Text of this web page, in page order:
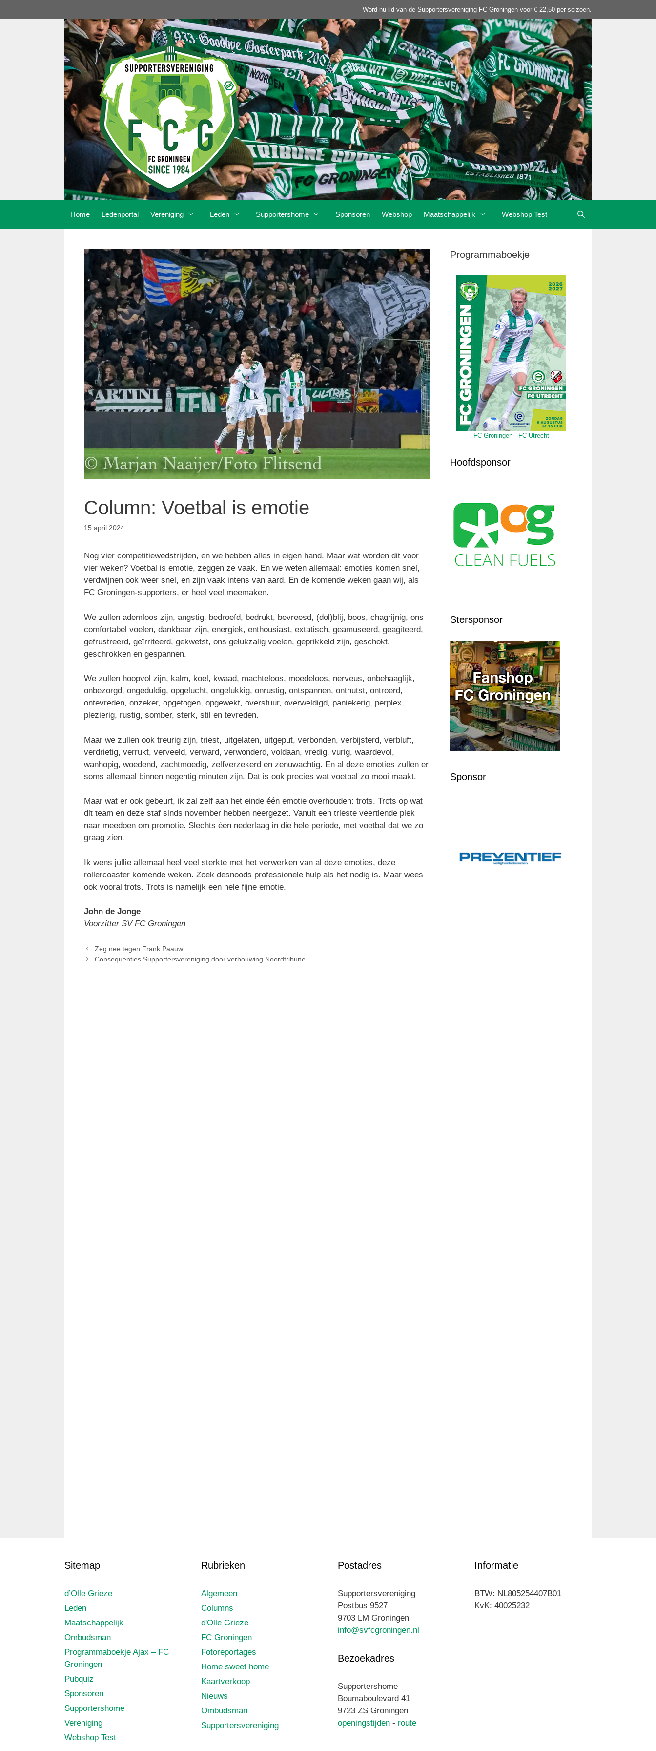
naar
Word nu lid van de Supportersvereniging FC Groningen voor € 22,50 per seizoen.
Home Ledenportal Vereniging Leden Supportershome Sponsoren Webshop Maatschappelijk Webshop Test
Column: Voetbal is emotie
15 april 2024
Nog vier competitiewedstrijden, en we hebben alles in eigen hand. Maar wat worden dit voor
vier weken? Voetbal is emotie, zeggen ze vaak. En we weten allemaal: emoties komen snel,
verdwijnen ook weer snel, en zijn vaak intens van aard. En de komende weken gaan wij, als
FC Groningen-supporters, er heel veel meemaken.
We zullen ademloos zijn, angstig, bedroefd, bedrukt, bevreesd, (dol)blij, boos, chagrijnig, ons
comfortabel voelen, dankbaar zijn, energiek, enthousiast, extatisch, geamuseerd, geagiteerd,
gefrustreerd, geïrriteerd, gekwetst, ons gelukzalig voelen, geprikkeld zijn, geschokt,
geschrokken en gespannen.
We zullen hoopvol zijn, kalm, koel, kwaad, machteloos, moedeloos, nerveus, onbehaaglijk,
onbezorgd, ongeduldig, opgelucht, ongelukkig, onrustig, ontspannen, onthutst, ontroerd,
ontevreden, onzeker, opgetogen, opgewekt, overstuur, overweldigd, paniekerig, perplex,
plezierig, rustig, somber, sterk, stil en tevreden.
Maar we zullen ook treurig zijn, triest, uitgelaten, uitgeput, verbonden, verbijsterd, verbluft,
verdrietig, verrukt, verveeld, verward, verwonderd, voldaan, vredig, vurig, waardevol,
wanhopig, woedend, zachtmoedig, zelfverzekerd en zenuwachtig. En al deze emoties zullen er
soms allemaal binnen negentig minuten zijn. Dat is ook precies wat voetbal zo mooi maakt.
Maar wat er ook gebeurt, ik zal zelf aan het einde één emotie overhouden: trots. Trots op wat
dit team en deze staf sinds november hebben neergezet. Vanuit een trieste veertiende plek
naar meedoen om promotie. Slechts één nederlaag in die hele periode, met voetbal dat we zo
graag zien.
Ik wens jullie allemaal heel veel sterkte met het verwerken van al deze emoties, deze
rollercoaster komende weken. Zoek desnoods professionele hulp als het nodig is. Maar wees
ook vooral trots. Trots is namelijk een hele fijne emotie.
John de Jonge
Voorzitter SV FC Groningen
Zeg nee tegen Frank Paauw
Consequenties Supportersvereniging door verbouwing Noordtribune
Programmaboekje
FC Groningen - FC Utrecht
Hoofdsponsor
Stersponsor
Sponsor
Sitemap
d’Olle Grieze
Leden
Maatschappelijk
Ombudsman
Programmaboekje Ajax – FC
Groningen
Pubquiz
Sponsoren
Supportershome
Vereniging
Webshop Test
Rubrieken
Algemeen
Columns
d'Olle Grieze
FC Groningen
Fotoreportages
Home sweet home
Kaartverkoop
Nieuws
Ombudsman
Supportersvereniging
Postadres
Supportersvereniging
Postbus 9527
9703 LM Groningen
info@svfcgroningen.nl
Bezoekadres
Supportershome
Boumaboulevard 41
9723 ZS Groningen
openingstijden - route
Informatie
BTW: NL805254407B01
KvK: 40025232